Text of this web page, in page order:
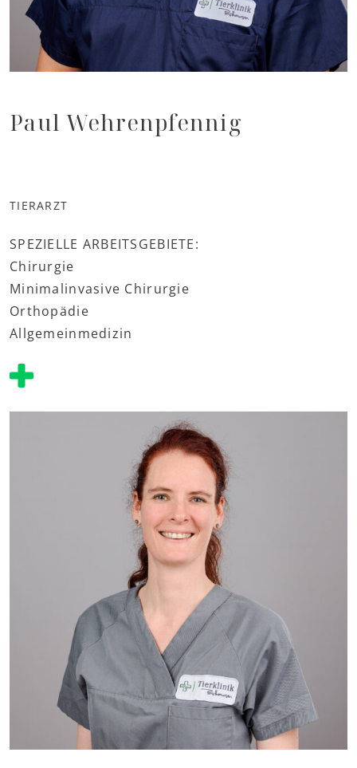
Paul Wehrenpfennig
TIERARZT
SPEZIELLE ARBEITSGEBIETE:
Chirurgie
Minimalinvasive Chirurgie
Orthopädie
Allgemeinmedizin